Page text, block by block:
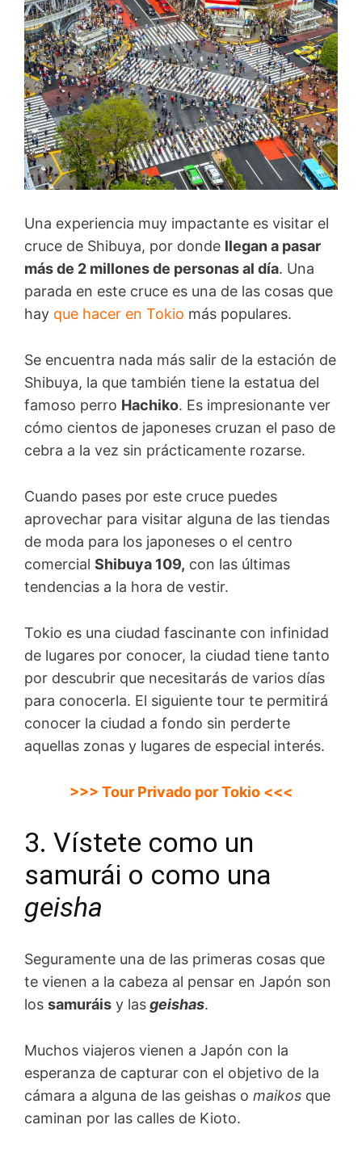
Una experiencia muy impactante es visitar el
cruce de Shibuya, por donde llegan a pasar
más de 2 millones de personas al día. Una
parada en este cruce es una de las cosas que
hay que hacer en Tokio más populares.
Se encuentra nada más salir de la estación de
Shibuya, la que también tiene la estatua del
famoso perro Hachiko. Es impresionante ver
cómo cientos de japoneses cruzan el paso de
cebra a la vez sin prácticamente rozarse.
Cuando pases por este cruce puedes
aprovechar para visitar alguna de las tiendas
de moda para los japoneses o el centro
comercial Shibuya 109, con las últimas
tendencias a la hora de vestir.
Tokio es una ciudad fascinante con infinidad
de lugares por conocer, la ciudad tiene tanto
por descubrir que necesitarás de varios días
para conocerla. El siguiente tour te permitirá
conocer la ciudad a fondo sin perderte
aquellas zonas y lugares de especial interés.
>>> Tour Privado por Tokio <<<
3. Vístete como un
samurái o como una
geisha
Seguramente una de las primeras cosas que
te vienen a la cabeza al pensar en Japón son
los samuráis y lasgeishas.
Muchos viajeros vienen a Japón con la
esperanza de capturar con el objetivo de la
cámara a alguna de las geishas o maikos que
caminan por las calles de Kioto.